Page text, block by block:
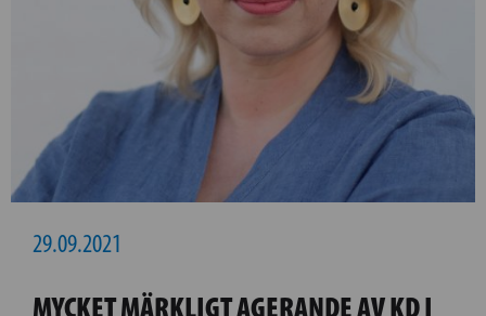
29.09.2021
MYCKET MÄRKLIGT AGERANDE AV KD I